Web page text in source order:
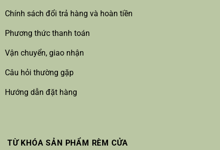
Chính sách đổi trả hàng và hoàn tiền
Phương thức thanh toán
Vận chuyển, giao nhận
Câu hỏi thường gặp
Hướng dẫn đặt hàng
TỪ KHÓA SẢN PHẨM RÈM CỬA